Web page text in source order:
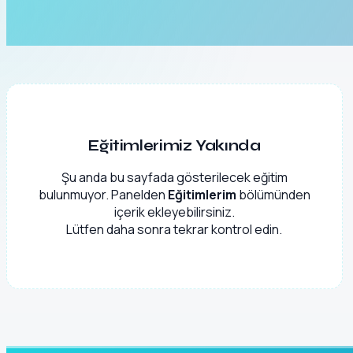
Eğitimlerimiz Yakında
Şu anda bu sayfada gösterilecek eğitim
bulunmuyor. Panelden Eğitimlerim bölümünden
içerik ekleyebilirsiniz.
Lütfen daha sonra tekrar kontrol edin.